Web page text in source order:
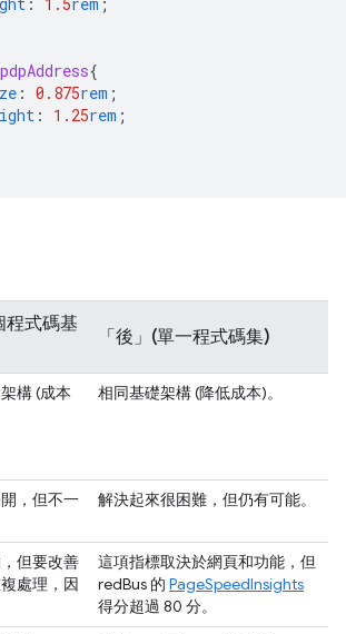
{
: 0.875rem ;
: 1.25rem ;
程式碼基
「後」(單一程式碼集)
構 (成本
相同基礎架構 (降低成本)。
，但不一
解決起來很困難，但仍有可能。
但要改善
處理，因
這項指標取決於網頁和功能，但
redBus 的 PageSpeedInsights
得分超過 80 分。